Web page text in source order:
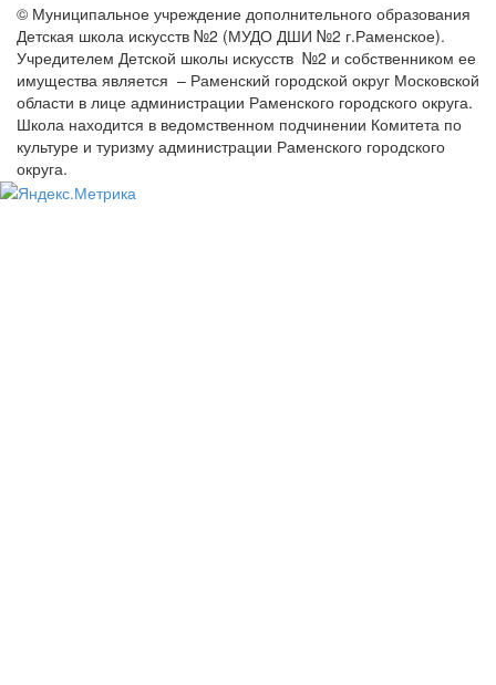
© Муниципальное учреждение дополнительного образования
Детская школа искусств №2 (МУДО ДШИ №2 г.Раменское).
Учредителем Детской школы искусств №2 и собственником ее
имущества является – Раменский городской округ Московской
области в лице администрации Раменского городского округа.
Школа находится в ведомственном подчинении Комитета по
культуре и туризму администрации Раменского городского
округа.